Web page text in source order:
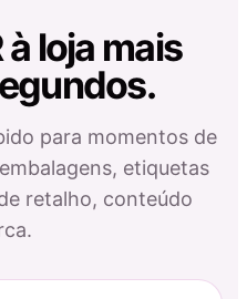
loja mais
para momentos de
etiquetas
retalho, conteúdo